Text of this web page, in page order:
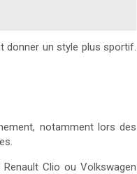
donner un style plus sportif.
notamment lors des
Clio ou Volkswagen